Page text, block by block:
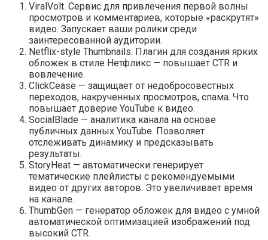
ViralVolt. Сервис для привлечения первой волны
просмотров и комментариев, которые «раскрутят»
видео. Запускает ваши ролики среди
заинтересованной аудитории.
Netflix-style Thumbnails. Плагин для создания ярких
обложек в стиле Нетфликс — повышает CTR и
вовлечение.
ClickCease — защищает от недобросовестных
переходов, накрученных просмотров, спама. Что
повышает доверие YouTube к видео.
SocialBlade — аналитика канала на основе
публичных данных YouTube. Позволяет
отслеживать динамику и предсказывать
результаты.
StoryHeat — автоматически генерирует
тематические плейлисты с рекомендуемыми
видео от других авторов. Это увеличивает время
на канале.
ThumbGen — генератор обложек для видео с умной
автоматической оптимизацией изображений под
высокий CTR.